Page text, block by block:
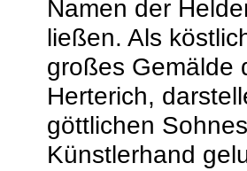
Namen der
ließen. Als
großes Gemälde
Herterich,
göttlichen
Künstlerhand